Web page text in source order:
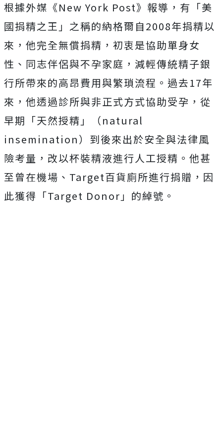
根據外媒《New York Post》報導，有「美
國捐精之王」之稱的納格爾自2008年捐精以
來，他完全無償捐精，初衷是協助單身女
性、同志伴侶與不孕家庭，減輕傳統精子銀
行所帶來的高昂費用與繁瑣流程 。過去17年
來，他透過診所與非正式方式協助受孕，從
早期「天然授精」（natural
insemination）到後來出於安全與法律風
險考量，改以杯裝精液進行人工授精。 他甚
至曾在機場、Target百貨廁所進行捐贈，因
此獲得「Target Donor」的綽號。